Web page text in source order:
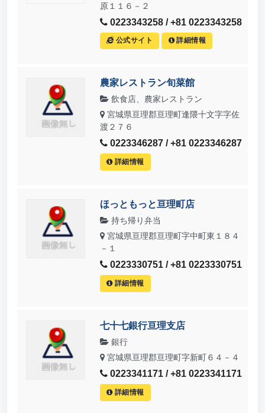
原１１６－２
0223343258 / +81 0223343258
公式サイト 詳細情報
農家レストラン旬菜館
飲食店、農家レストラン
宮城県亘理郡亘理町逢隈十文字字佐
渡２７６
0223346287 / +81 0223346287
詳細情報
ほっともっと亘理町店
持ち帰り弁当
宮城県亘理郡亘理町字中町東１８４
－１
0223330751 / +81 0223330751
詳細情報
七十七銀行亘理支店
銀行
宮城県亘理郡亘理町字新町６４－４
0223341171 / +81 0223341171
詳細情報